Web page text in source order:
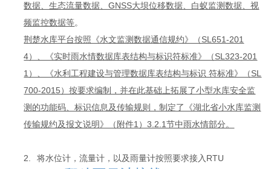
数据、生态流量数据、GNSS大坝位移数据、白蚁监测数据、视
频监控数据等。
荆楚水库平台按照《水文监测数据通信规约》（SL651-201
4）、《实时雨水情数据库表结构与标识符标准》（SL323-201
1）、《水利工程建设与管理数据库表结构与标识 符标准》（SL
700-2015）按要求编制，并在此基础上拓展了小型水库安全监
测的功能码、标识信息及传输规则，制定了《湖北省小水库监测
传输规约及报文说明》（附件1）3.2.1节中雨水情部分。
2. 将水位计，流量计，以及雨量计按照要求接入RTU